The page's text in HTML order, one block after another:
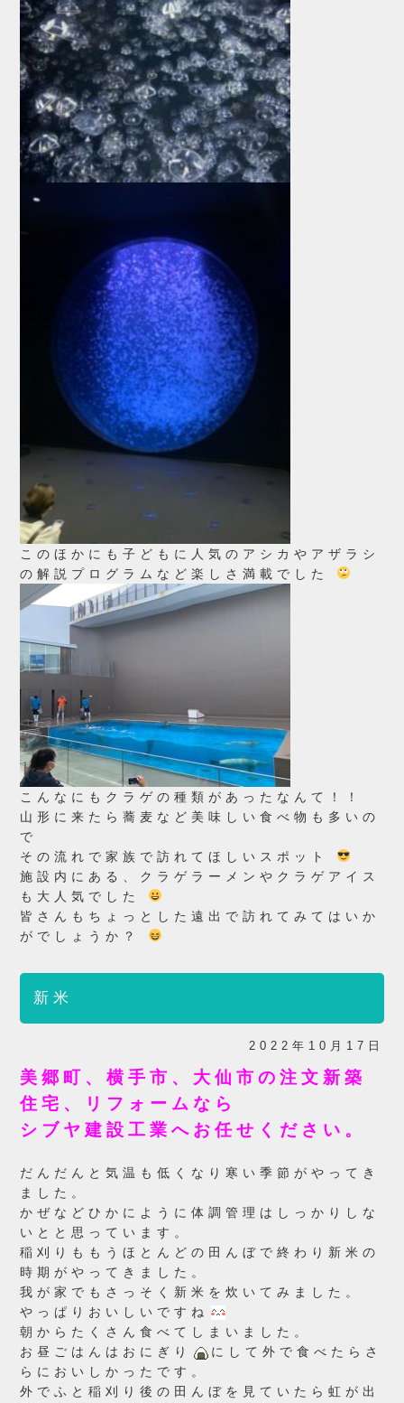
このほかにも子どもに人気のアシカやアザラシ
の解説プログラムなど楽しさ満載でした
こんなにもクラゲの種類があったなんて！！
山形に来たら蕎麦など美味しい食べ物も多いの
で
その流れで家族で訪れてほしいスポット
施設内にある、クラゲラーメンやクラゲアイス
も大人気でした
皆さんもちょっとした遠出で訪れてみてはいか
がでしょうか？
新米
2022年10月17日
美郷町、横手市、大仙市の注文新築
住宅、リフォームなら
シブヤ建設工業へお任せください。
だんだんと気温も低くなり寒い季節がやってき
ました。
かぜなどひかにように体調管理はしっかりしな
いとと思っています。
稲刈りももうほとんどの田んぼで終わり新米の
時期がやってきました。
我が家でもさっそく新米を炊いてみました。
やっぱりおいしいですね
朝からたくさん食べてしまいました。
お昼ごはんはおにぎり
にして外で食べたらさ
らにおいしかったです。
外でふと稲刈り後の田んぼを見ていたら虹が出